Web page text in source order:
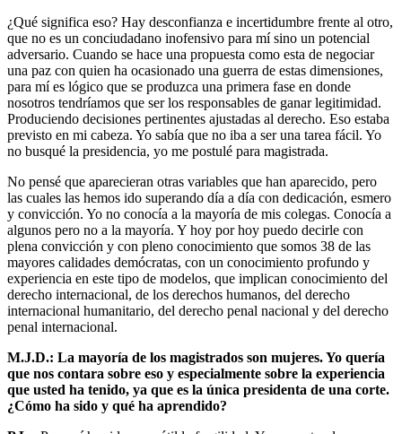
¿Qué significa eso? Hay desconfianza e incertidumbre frente al otro,
que no es un conciudadano inofensivo para mí sino un potencial
adversario. Cuando se hace una propuesta como esta de negociar
una paz con quien ha ocasionado una guerra de estas dimensiones,
para mí es lógico que se produzca una primera fase en donde
nosotros tendríamos que ser los responsables de ganar legitimidad.
Produciendo decisiones pertinentes ajustadas al derecho. Eso estaba
previsto en mi cabeza. Yo sabía que no iba a ser una tarea fácil. Yo
no busqué la presidencia, yo me postulé para magistrada.
No pensé que aparecieran otras variables que han aparecido, pero
las cuales las hemos ido superando día a día con dedicación, esmero
y convicción. Yo no conocía a la mayoría de mis colegas. Conocía a
algunos pero no a la mayoría. Y hoy por hoy puedo decirle con
plena convicción y con pleno conocimiento que somos 38 de las
mayores calidades demócratas, con un conocimiento profundo y
experiencia en este tipo de modelos, que implican conocimiento del
derecho internacional, de los derechos humanos, del derecho
internacional humanitario, del derecho penal nacional y del derecho
penal internacional.
M.J.D.: La mayoría de los magistrados son mujeres. Yo quería
que nos contara sobre eso y especialmente sobre la experiencia
que usted ha tenido, ya que es la única presidenta de una corte.
¿Cómo ha sido y qué ha aprendido?